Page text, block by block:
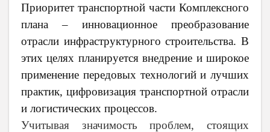
Приоритет транспортной части Комплексного
плана – инновационное преобразование
отрасли инфраструктурного строительства. В
этих целях планируется внедрение и широкое
применение передовых технологий и лучших
практик, цифровизация транспортной отрасли
и логистических процессов.
Учитывая значимость проблем, стоящих